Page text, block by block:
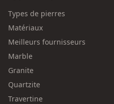
Types de pierres
Matériaux
Meilleurs fournisseurs
Marble
Granite
Quartzite
Travertine